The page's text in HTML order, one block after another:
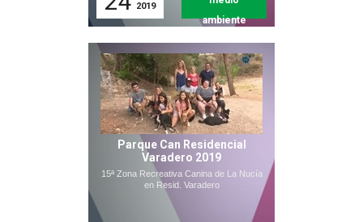
2019
ambiente
Parque Can Residencial
Varadero 2019
15ª Zona Recreativa Canina de La Nucía
en Resid. Varadero